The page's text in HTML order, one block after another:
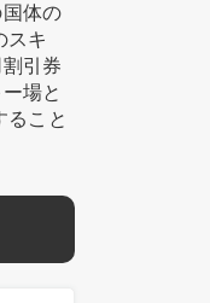
体の
スキ
引券
場と
ること